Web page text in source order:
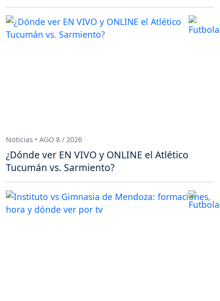
Noticias • AGO 8 / 2026
¿Dónde ver EN VIVO y ONLINE el Atlético
Tucumán vs. Sarmiento?